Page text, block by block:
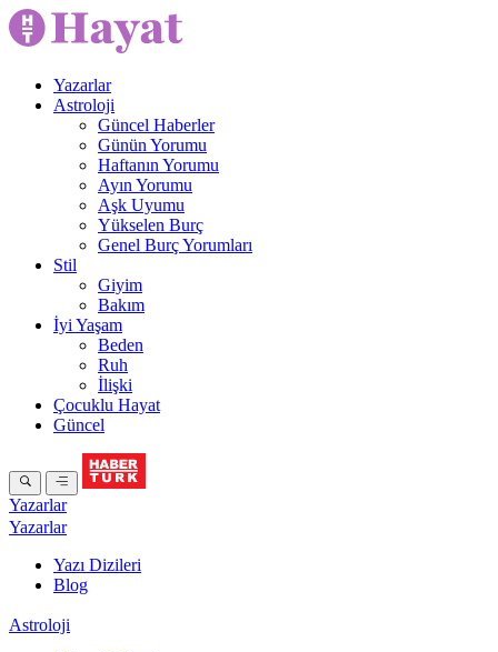
Yazarlar
Astroloji
Güncel Haberler
Günün Yorumu
Haftanın Yorumu
Ayın Yorumu
Aşk Uyumu
Yükselen Burç
Genel Burç Yorumları
Stil
Giyim
Bakım
İyi Yaşam
Beden
Ruh
İlişki
Çocuklu Hayat
Güncel
Yazarlar
Yazarlar
Yazı Dizileri
Blog
Astroloji